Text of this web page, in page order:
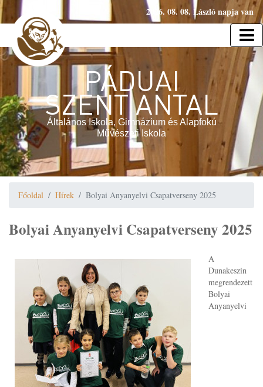
2026. 08. 08. László napja van
PÁDUAI
SZENT ANTAL
Általános Iskola, Gimnázium és Alapfokú
Művészeti Iskola
Főoldal Hírek Bolyai Anyanyelvi Csapatverseny 2025
Bolyai Anyanyelvi Csapatverseny 2025
A
Dunakeszin
megrendezett
Bolyai
Anyanyelvi